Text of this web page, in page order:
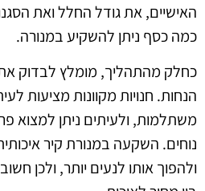
האישיים, את גודל החלל ואת
כמה כסף ניתן להשקיע במנורה.
כחלק מהתהליך, מומלץ לבדוק
הנחות. חנויות מקוונות מציעות
משתלמות, ולעיתים ניתן למצוא
נוחים. השקעה במנורת קיר
ולהפוך אותו לנעים יותר, ולכן